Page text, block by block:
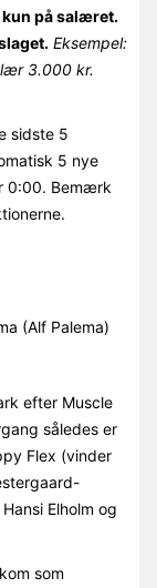
kun på salæret.
Eksempel:
3.000 kr.
sidste 5
5 nye
0:00. Bemærk
(Alf Palema)
efter Muscle
således er
Flex (vinder
Elholm og
som